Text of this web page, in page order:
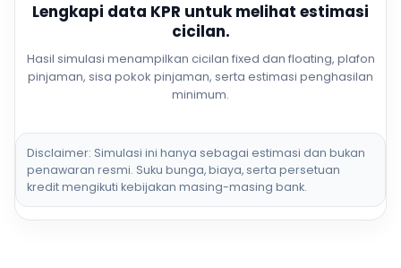
Lengkapi data KPR untuk melihat estimasi
cicilan.
Hasil simulasi menampilkan cicilan fixed dan floating, plafon
pinjaman, sisa pokok pinjaman, serta estimasi penghasilan
minimum.
Disclaimer: Simulasi ini hanya sebagai estimasi dan bukan
penawaran resmi. Suku bunga, biaya, serta persetuan
kredit mengikuti kebijakan masing-masing bank.